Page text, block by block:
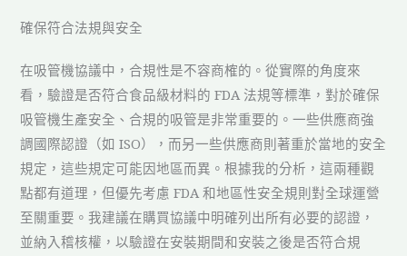
確保符合法規與安全
在吸管機協議中，合規性是不容商榷的。從實際的角度來
看，驗證是否符合食品級材料的 FDA 法規等標準，對於確保
吸管機生產安全、合規的吸管是非常重要的。一些供應商強
調國際認證（如 ISO），而另一些供應商則著重於當地的安全
規定，這些規定可能因地區而異。根據我的分析，這兩種觀
點都有道理，但優先考慮 FDA 和地區性安全規則對全球運營
至關重要。我建議在購買協議中明確列出所有必要的認證，
並納入稽核權，以驗證在安裝期間和安裝之後是否符合規